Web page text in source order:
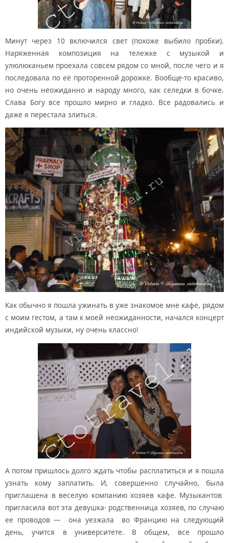
Минут через 10 включился свет (похоже выбило пробки).
Наряженная композиция на тележке с музыкой и
улюлюканьем проехала совсем рядом со мной, после чего и я
последовала по её проторенной дорожке. Вообще-то красиво,
но очень неожиданно и народу много, как селедки в бочке.
Слава Богу все прошло мирно и гладко. Все радовались и
даже я перестала злиться.
Как обычно я пошла ужинать в уже знакомое мне кафе, рядом
с моим гестом, а там к моей неожиданности, начался концерт
индийской музыки, ну очень классно!
А потом пришлось долго ждать чтобы расплатиться и я пошла
узнать кому заплатить. И, совершенно случайно, была
приглашена в веселую компанию хозяев кафе. Музыкантов
пригласила вот эта девушка- родственница хозяев, по случаю
ее проводов — она уезжала во Францию на следующий
день, учится в университете. В общем, все прошло